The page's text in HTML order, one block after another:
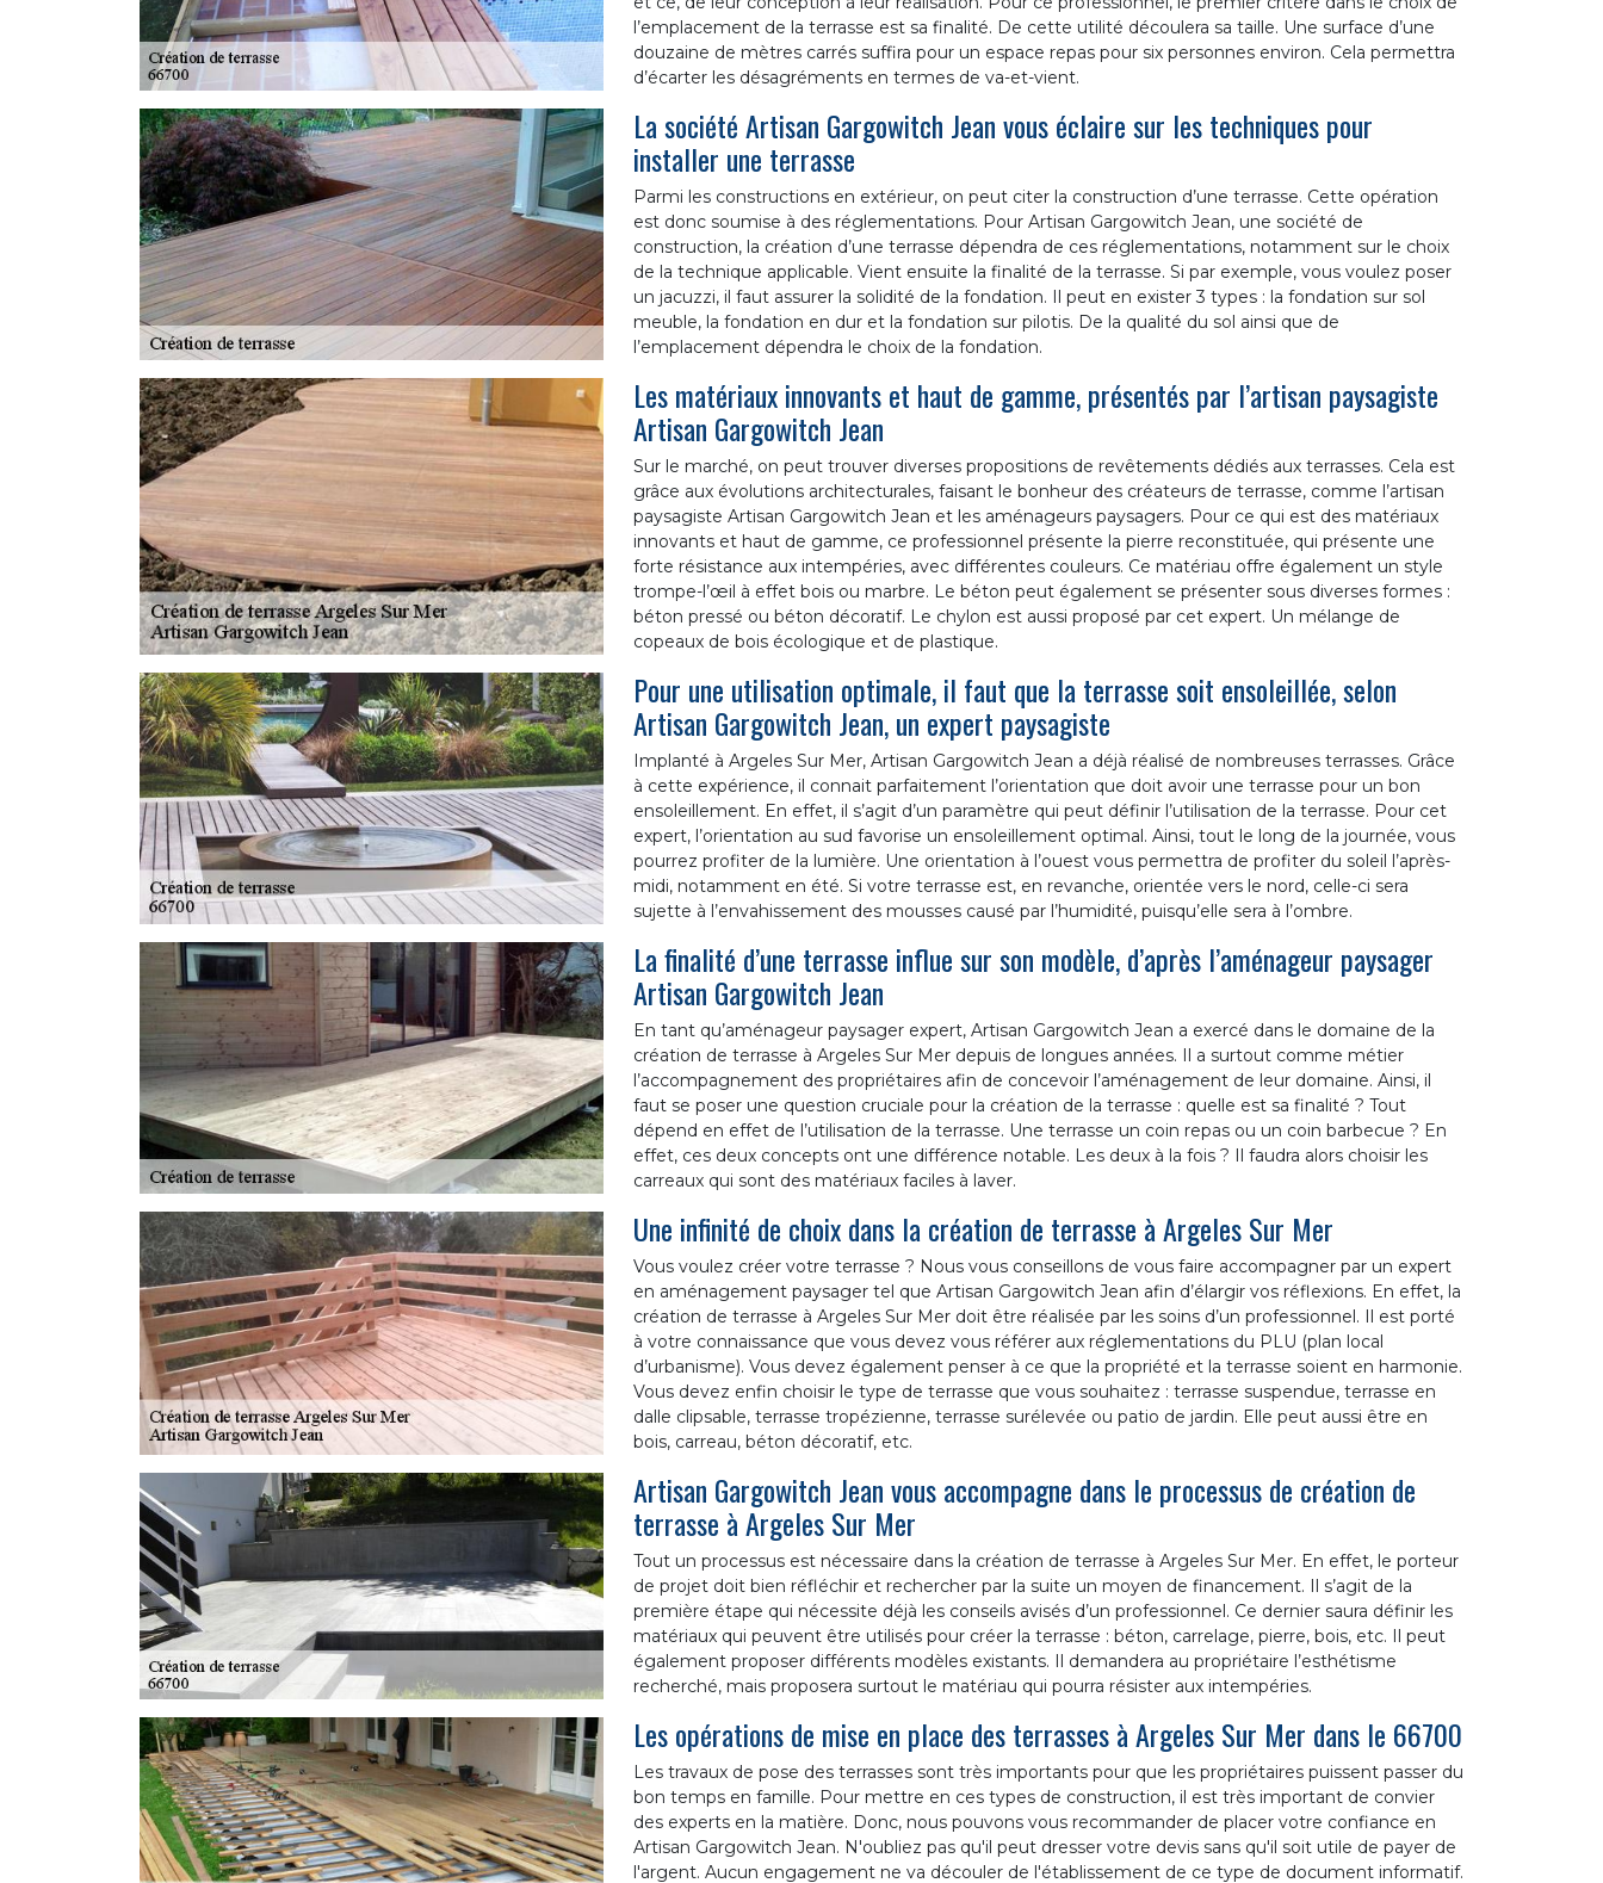
l’emplacement de la terrasse est sa finalité. De cette utilité découlera sa taille. Une surface d’une
douzaine de mètres carrés suffira pour un espace repas pour six personnes environ. Cela permettra
d’écarter les désagréments en termes de va-et-vient.
La société Artisan Gargowitch Jean vous éclaire sur les techniques pour
installer une terrasse
Parmi les constructions en extérieur, on peut citer la construction d’une terrasse. Cette opération
est donc soumise à des réglementations. Pour Artisan Gargowitch Jean, une société de
construction, la création d’une terrasse dépendra de ces réglementations, notamment sur le choix
de la technique applicable. Vient ensuite la finalité de la terrasse. Si par exemple, vous voulez poser
un jacuzzi, il faut assurer la solidité de la fondation. Il peut en exister 3 types : la fondation sur sol
meuble, la fondation en dur et la fondation sur pilotis. De la qualité du sol ainsi que de
l’emplacement dépendra le choix de la fondation.
Les matériaux innovants et haut de gamme, présentés par l’artisan paysagiste
Artisan Gargowitch Jean
Sur le marché, on peut trouver diverses propositions de revêtements dédiés aux terrasses. Cela est
grâce aux évolutions architecturales, faisant le bonheur des créateurs de terrasse, comme l’artisan
paysagiste Artisan Gargowitch Jean et les aménageurs paysagers. Pour ce qui est des matériaux
innovants et haut de gamme, ce professionnel présente la pierre reconstituée, qui présente une
forte résistance aux intempéries, avec différentes couleurs. Ce matériau offre également un style
trompe-l’œil à effet bois ou marbre. Le béton peut également se présenter sous diverses formes :
béton pressé ou béton décoratif. Le chylon est aussi proposé par cet expert. Un mélange de
copeaux de bois écologique et de plastique.
Pour une utilisation optimale, il faut que la terrasse soit ensoleillée, selon
Artisan Gargowitch Jean, un expert paysagiste
Implanté à Argeles Sur Mer, Artisan Gargowitch Jean a déjà réalisé de nombreuses terrasses. Grâce
à cette expérience, il connait parfaitement l’orientation que doit avoir une terrasse pour un bon
ensoleillement. En effet, il s’agit d’un paramètre qui peut définir l’utilisation de la terrasse. Pour cet
expert, l’orientation au sud favorise un ensoleillement optimal. Ainsi, tout le long de la journée, vous
pourrez profiter de la lumière. Une orientation à l’ouest vous permettra de profiter du soleil l’après-
midi, notamment en été. Si votre terrasse est, en revanche, orientée vers le nord, celle-ci sera
sujette à l’envahissement des mousses causé par l’humidité, puisqu’elle sera à l’ombre.
La finalité d’une terrasse influe sur son modèle, d’après l’aménageur paysager
Artisan Gargowitch Jean
En tant qu’aménageur paysager expert, Artisan Gargowitch Jean a exercé dans le domaine de la
création de terrasse à Argeles Sur Mer depuis de longues années. Il a surtout comme métier
l’accompagnement des propriétaires afin de concevoir l’aménagement de leur domaine. Ainsi, il
faut se poser une question cruciale pour la création de la terrasse : quelle est sa finalité ? Tout
dépend en effet de l’utilisation de la terrasse. Une terrasse un coin repas ou un coin barbecue ? En
effet, ces deux concepts ont une différence notable. Les deux à la fois ? Il faudra alors choisir les
carreaux qui sont des matériaux faciles à laver.
Une infinité de choix dans la création de terrasse à Argeles Sur Mer
Vous voulez créer votre terrasse ? Nous vous conseillons de vous faire accompagner par un expert
en aménagement paysager tel que Artisan Gargowitch Jean afin d’élargir vos réflexions. En effet, la
création de terrasse à Argeles Sur Mer doit être réalisée par les soins d’un professionnel. Il est porté
à votre connaissance que vous devez vous référer aux réglementations du PLU (plan local
d’urbanisme). Vous devez également penser à ce que la propriété et la terrasse soient en harmonie.
Vous devez enfin choisir le type de terrasse que vous souhaitez : terrasse suspendue, terrasse en
dalle clipsable, terrasse tropézienne, terrasse surélevée ou patio de jardin. Elle peut aussi être en
bois, carreau, béton décoratif, etc.
Artisan Gargowitch Jean vous accompagne dans le processus de création de
terrasse à Argeles Sur Mer
Tout un processus est nécessaire dans la création de terrasse à Argeles Sur Mer. En effet, le porteur
de projet doit bien réfléchir et rechercher par la suite un moyen de financement. Il s’agit de la
première étape qui nécessite déjà les conseils avisés d’un professionnel. Ce dernier saura définir les
matériaux qui peuvent être utilisés pour créer la terrasse : béton, carrelage, pierre, bois, etc. Il peut
également proposer différents modèles existants. Il demandera au propriétaire l’esthétisme
recherché, mais proposera surtout le matériau qui pourra résister aux intempéries.
Les opérations de mise en place des terrasses à Argeles Sur Mer dans le 66700
Les travaux de pose des terrasses sont très importants pour que les propriétaires puissent passer du
bon temps en famille. Pour mettre en ces types de construction, il est très important de convier
des experts en la matière. Donc, nous pouvons vous recommander de placer votre confiance en
Artisan Gargowitch Jean. N'oubliez pas qu'il peut dresser votre devis sans qu'il soit utile de payer de
l'argent. Aucun engagement ne va découler de l'établissement de ce type de document informatif.